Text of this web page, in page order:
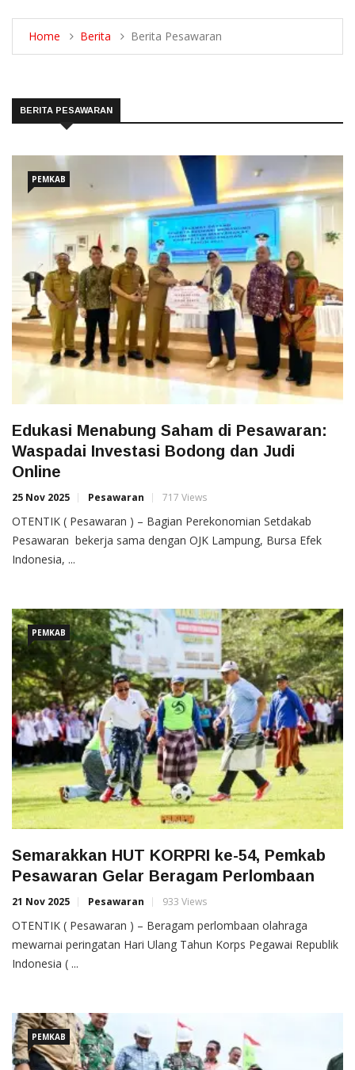
Home Berita Berita Pesawaran
BERITA PESAWARAN
PEMKAB
Edukasi Menabung Saham di Pesawaran:
Waspadai Investasi Bodong dan Judi
Online
25 Nov 2025 Pesawaran 717 Views
OTENTIK ( Pesawaran ) – Bagian Perekonomian Setdakab
Pesawaran bekerja sama dengan OJK Lampung, Bursa Efek
Indonesia, ...
PEMKAB
Semarakkan HUT KORPRI ke-54, Pemkab
Pesawaran Gelar Beragam Perlombaan
21 Nov 2025 Pesawaran 933 Views
OTENTIK ( Pesawaran ) – Beragam perlombaan olahraga
mewarnai peringatan Hari Ulang Tahun Korps Pegawai Republik
Indonesia ( ...
PEMKAB